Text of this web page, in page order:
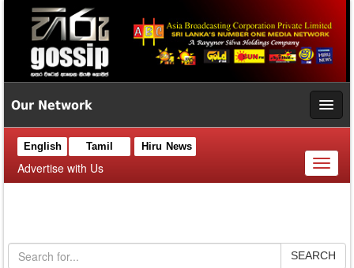
Our Network
English Tamil Hiru News
Advertise with Us
Toggle
SEARCH